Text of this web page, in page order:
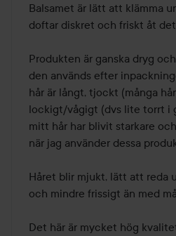
Balsamet är lätt att klämma
doftar diskret och friskt åt
Produkten är ganska dryg
den används efter
hår är långt, tjockt (många
lockigt/vågigt (dvs lite torrt i
mitt hår har blivit starkare
när jag använder dessa
Håret blir mjukt, lätt att reda
och mindre frissigt än med
Det här är mycket hög